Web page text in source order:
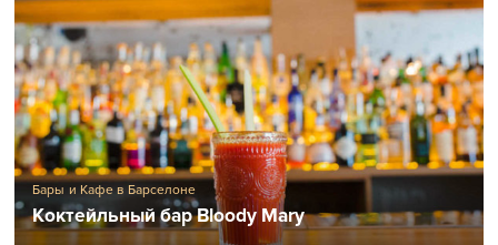
Бары и Кафе в Барселоне
Коктейльный бар Bloody Mary